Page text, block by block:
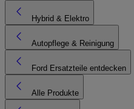
Hybrid & Elektro
Autopflege & Reinigung
Ford Ersatzteile entdecken
Alle Produkte